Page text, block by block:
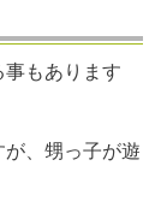
もあります
、甥っ子が遊